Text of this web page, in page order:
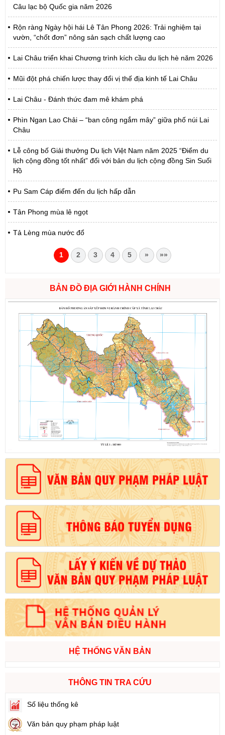
Câu lạc bộ Quốc gia năm 2026
Rộn ràng Ngày hội hái Lê Tân Phong 2026: Trải nghiệm tại
vườn, “chốt đơn” nông sản sạch chất lượng cao
Lai Châu triển khai Chương trình kích cầu du lịch hè năm 2026
Mũi đột phá chiến lược thay đổi vị thế địa kinh tế Lai Châu
Lai Châu - Đánh thức đam mê khám phá
Phìn Ngan Lao Chải – “ban công ngắm mây” giữa phố núi Lai
Châu
Lễ công bố Giải thưởng Du lịch Việt Nam năm 2025 “Điểm du
lịch cộng đồng tốt nhất” đối với bản du lịch cộng đồng Sin Suối
Hồ
Pu Sam Cáp điểm đến du lịch hấp dẫn
Tân Phong mùa lê ngọt
Tả Lèng mùa nước đổ
1 2 3 4 5 » »»
BẢN ĐỒ ĐỊA GIỚI HÀNH CHÍNH
HỆ THỐNG VĂN BẢN
THÔNG TIN TRA CỨU
Số liệu thống kê
Văn bản quy phạm pháp luật